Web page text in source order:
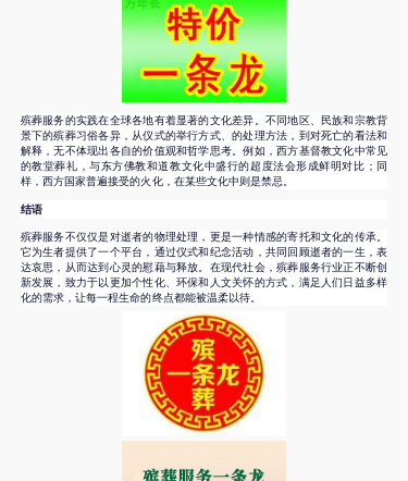
殡葬服务的实践在全球各地有着显著的文化差异。不同地区、民族和宗教背
景下的殡葬习俗各异，从仪式的举行方式、的处理方法，到对死亡的看法和
解释，无不体现出各自的价值观和哲学思考。例如，西方基督教文化中常见
的教堂葬礼，与东方佛教和道教文化中盛行的超度法会形成鲜明对比；同
样，西方国家普遍接受的火化，在某些文化中则是禁忌。
结语
殡葬服务不仅仅是对逝者的物理处理，更是一种情感的寄托和文化的传承。
它为生者提供了一个平台，通过仪式和纪念活动，共同回顾逝者的一生，表
达哀思，从而达到心灵的慰藉与释放。在现代社会，殡葬服务行业正不断创
新发展，致力于以更加个性化、环保和人文关怀的方式，满足人们日益多样
化的需求，让每一程生命的终点都能被温柔以待。